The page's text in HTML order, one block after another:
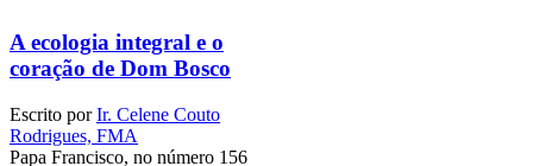
A ecologia integral e o
coração de Dom Bosco
Escrito porIr. Celene Couto
Rodrigues, FMA
Papa Francisco, no número 156